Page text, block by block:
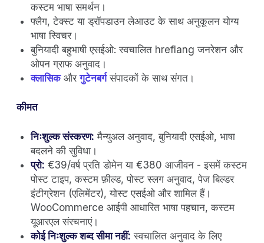
कस्टम भाषा समर्थन।
फ्लैग, टेक्स्ट या ड्रॉपडाउन लेआउट के साथ अनुकूलन योग्य
भाषा स्विचर।
बुनियादी बहुभाषी एसईओ: स्वचालित hreflang जनरेशन और
ओपन ग्राफ अनुवाद।
क्लासिकऔरगुटेनबर्गसंपादकों के साथ संगत।
कीमत
निःशुल्क संस्करण: मैन्युअल अनुवाद, बुनियादी एसईओ, भाषा
बदलने की सुविधा।
प्रो: €39/वर्ष प्रति डोमेन या €380 आजीवन - इसमें कस्टम
पोस्ट टाइप, कस्टम फ़ील्ड, पोस्ट स्लग अनुवाद, पेज बिल्डर
इंटीग्रेशन (एलिमेंटर), योस्ट एसईओ और शामिल हैं।
WooCommerce आईपी ​​आधारित भाषा पहचान, कस्टम
यूआरएल संरचनाएं।
कोई निःशुल्क शब्द सीमा नहीं: स्वचालित अनुवाद के लिए